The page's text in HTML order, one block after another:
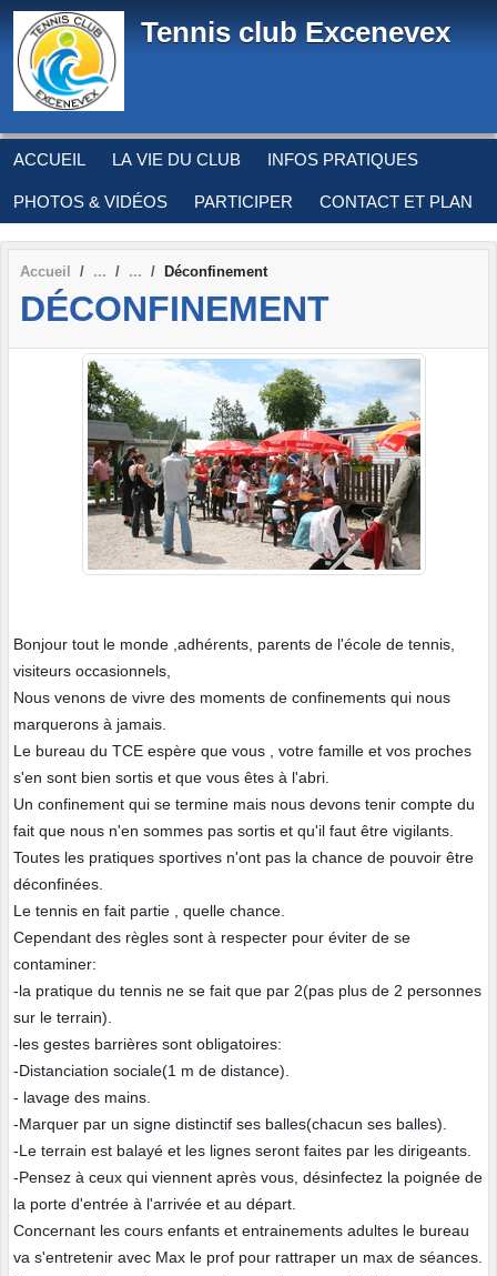
Tennis club Excenevex
ACCUEIL LA VIE DU CLUB INFOS PRATIQUES
PHOTOS & VIDÉOS PARTICIPER CONTACT ET PLAN
Accueil Déconfinement
DÉCONFINEMENT
Bonjour tout le monde ,adhérents, parents de l'école de tennis,
visiteurs occasionnels,
Nous venons de vivre des moments de confinements qui nous
marquerons à jamais.
Le bureau du TCE espère que vous , votre famille et vos proches
s'en sont bien sortis et que vous êtes à l'abri.
Un confinement qui se termine mais nous devons tenir compte du
fait que nous n'en sommes pas sortis et qu'il faut être vigilants.
Toutes les pratiques sportives n'ont pas la chance de pouvoir être
déconfinées.
Le tennis en fait partie , quelle chance.
Cependant des règles sont à respecter pour éviter de se
contaminer:
-la pratique du tennis ne se fait que par 2(pas plus de 2 personnes
sur le terrain).
-les gestes barrières sont obligatoires:
-Distanciation sociale(1 m de distance).
- lavage des mains.
-Marquer par un signe distinctif ses balles(chacun ses balles).
-Le terrain est balayé et les lignes seront faites par les dirigeants.
-Pensez à ceux qui viennent après vous, désinfectez la poignée de
la porte d'entrée à l'arrivée et au départ.
Concernant les cours enfants et entrainements adultes le bureau
va s'entretenir avec Max le prof pour rattraper un max de séances.
Panneau de gestion des cookies